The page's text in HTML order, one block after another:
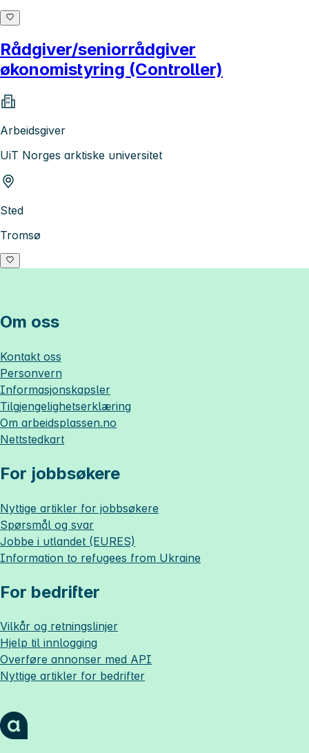
Rådgiver/seniorrådgiver
økonomistyring (Controller)
Arbeidsgiver
UiT Norges arktiske universitet
Sted
Tromsø
Om oss
Kontakt oss
Personvern
Informasjonskapsler
Tilgjengelighetserklæring
Om arbeidsplassen.no
Nettstedkart
For jobbsøkere
Nyttige artikler for jobbsøkere
Spørsmål og svar
Jobbe i utlandet (EURES)
Information to refugees from Ukraine
For bedrifter
Vilkår og retningslinjer
Hjelp til innlogging
Overføre annonser med API
Nyttige artikler for bedrifter